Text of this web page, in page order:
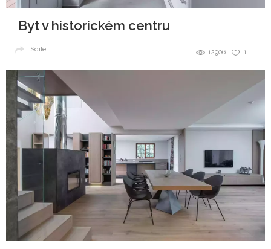
Byt v historickém centru
1
12906
Sdílet